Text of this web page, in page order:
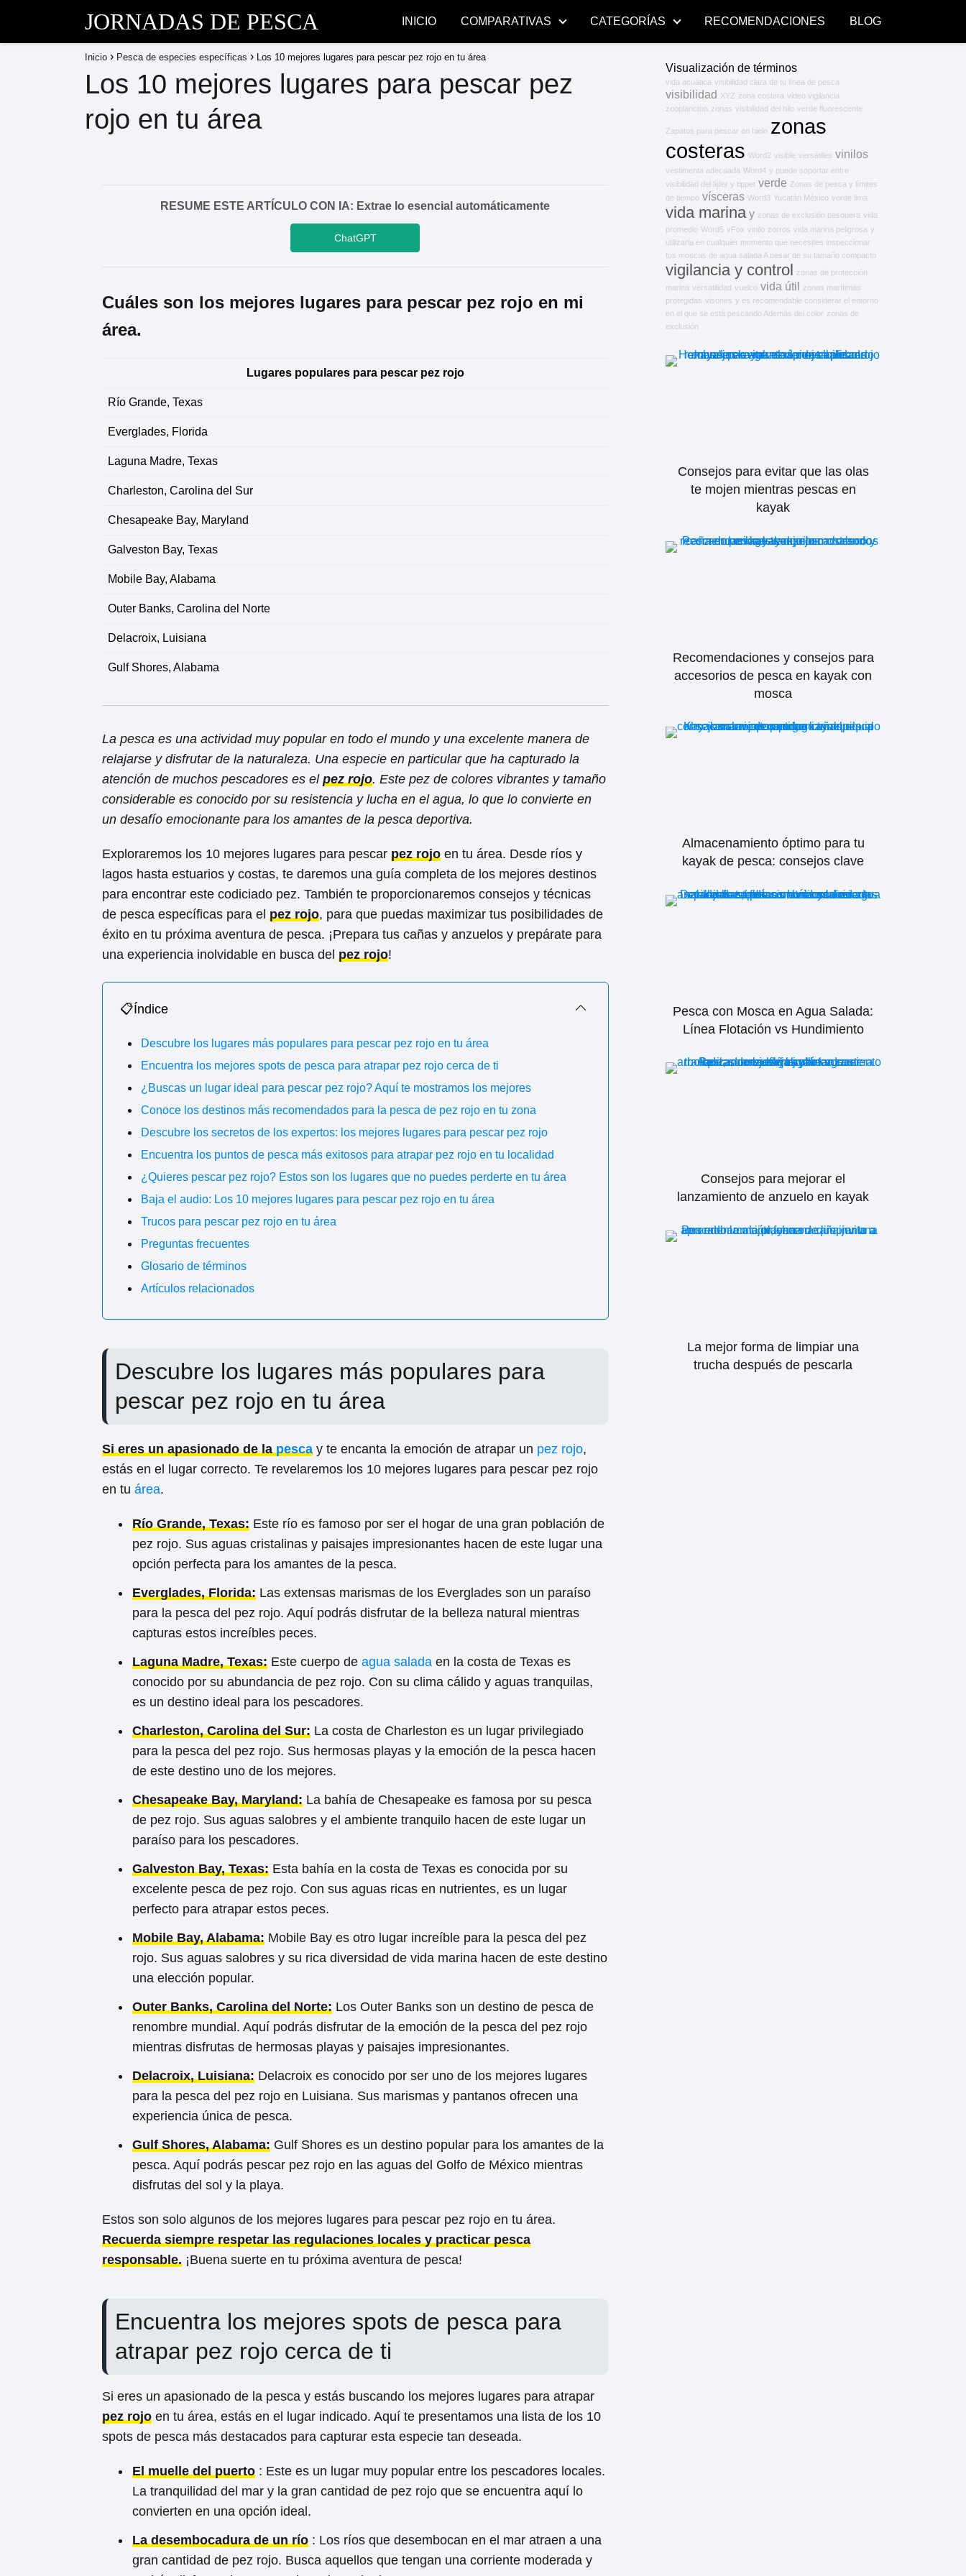
JORNADAS DE PESCA INICIO COMPARATIVAS CATEGORÍAS RECOMENDACIONES BLOG
Inicio Pesca de especies específicas Los 10 mejores lugares para pescar pez rojo en tu área
Los 10 mejores lugares para pescar pez
rojo en tu área
RESUME ESTE ARTÍCULO CON IA: Extrae lo esencial automáticamente
ChatGPT
Cuáles son los mejores lugares para pescar pez rojo en mi
área.
Lugares populares para pescar pez rojo
Río Grande, Texas
Everglades, Florida
Laguna Madre, Texas
Charleston, Carolina del Sur
Chesapeake Bay, Maryland
Galveston Bay, Texas
Mobile Bay, Alabama
Outer Banks, Carolina del Norte
Delacroix, Luisiana
Gulf Shores, Alabama
La pesca es una actividad muy popular en todo el mundo y una excelente manera de
relajarse y disfrutar de la naturaleza. Una especie en particular que ha capturado la
atención de muchos pescadores es el pez rojo. Este pez de colores vibrantes y tamaño
considerable es conocido por su resistencia y lucha en el agua, lo que lo convierte en
un desafío emocionante para los amantes de la pesca deportiva.
Exploraremos los 10 mejores lugares para pescar pez rojo en tu área. Desde ríos y
lagos hasta estuarios y costas, te daremos una guía completa de los mejores destinos
para encontrar este codiciado pez. También te proporcionaremos consejos y técnicas
de pesca específicas para el pez rojo, para que puedas maximizar tus posibilidades de
éxito en tu próxima aventura de pesca. ¡Prepara tus cañas y anzuelos y prepárate para
una experiencia inolvidable en busca del pez rojo!
📋Índice
Descubre los lugares más populares para pescar pez rojo en tu área
Encuentra los mejores spots de pesca para atrapar pez rojo cerca de ti
¿Buscas un lugar ideal para pescar pez rojo? Aquí te mostramos los mejores
Conoce los destinos más recomendados para la pesca de pez rojo en tu zona
Descubre los secretos de los expertos: los mejores lugares para pescar pez rojo
Encuentra los puntos de pesca más exitosos para atrapar pez rojo en tu localidad
¿Quieres pescar pez rojo? Estos son los lugares que no puedes perderte en tu área
Baja el audio: Los 10 mejores lugares para pescar pez rojo en tu área
Trucos para pescar pez rojo en tu área
Preguntas frecuentes
Glosario de términos
Artículos relacionados
Descubre los lugares más populares para
pescar pez rojo en tu área
Si eres un apasionado de lapesca y te encanta la emoción de atrapar un pez rojo,
estás en el lugar correcto. Te revelaremos los 10 mejores lugares para pescar pez rojo
en tu área.
Río Grande, Texas: Este río es famoso por ser el hogar de una gran población de
pez rojo. Sus aguas cristalinas y paisajes impresionantes hacen de este lugar una
opción perfecta para los amantes de la pesca.
Everglades, Florida: Las extensas marismas de los Everglades son un paraíso
para la pesca del pez rojo. Aquí podrás disfrutar de la belleza natural mientras
capturas estos increíbles peces.
Laguna Madre, Texas: Este cuerpo de agua salada en la costa de Texas es
conocido por su abundancia de pez rojo. Con su clima cálido y aguas tranquilas,
es un destino ideal para los pescadores.
Charleston, Carolina del Sur: La costa de Charleston es un lugar privilegiado
para la pesca del pez rojo. Sus hermosas playas y la emoción de la pesca hacen
de este destino uno de los mejores.
Chesapeake Bay, Maryland: La bahía de Chesapeake es famosa por su pesca
de pez rojo. Sus aguas salobres y el ambiente tranquilo hacen de este lugar un
paraíso para los pescadores.
Galveston Bay, Texas: Esta bahía en la costa de Texas es conocida por su
excelente pesca de pez rojo. Con sus aguas ricas en nutrientes, es un lugar
perfecto para atrapar estos peces.
Mobile Bay, Alabama: Mobile Bay es otro lugar increíble para la pesca del pez
rojo. Sus aguas salobres y su rica diversidad de vida marina hacen de este destino
una elección popular.
Outer Banks, Carolina del Norte: Los Outer Banks son un destino de pesca de
renombre mundial. Aquí podrás disfrutar de la emoción de la pesca del pez rojo
mientras disfrutas de hermosas playas y paisajes impresionantes.
Delacroix, Luisiana: Delacroix es conocido por ser uno de los mejores lugares
para la pesca del pez rojo en Luisiana. Sus marismas y pantanos ofrecen una
experiencia única de pesca.
Gulf Shores, Alabama: Gulf Shores es un destino popular para los amantes de la
pesca. Aquí podrás pescar pez rojo en las aguas del Golfo de México mientras
disfrutas del sol y la playa.
Estos son solo algunos de los mejores lugares para pescar pez rojo en tu área.
Recuerda siempre respetar las regulaciones locales y practicar pesca
responsable. ¡Buena suerte en tu próxima aventura de pesca!
Encuentra los mejores spots de pesca para
atrapar pez rojo cerca de ti
Si eres un apasionado de la pesca y estás buscando los mejores lugares para atrapar
pez rojo en tu área, estás en el lugar indicado. Aquí te presentamos una lista de los 10
spots de pesca más destacados para capturar esta especie tan deseada.
El muelle del puerto : Este es un lugar muy popular entre los pescadores locales.
La tranquilidad del mar y la gran cantidad de pez rojo que se encuentra aquí lo
convierten en una opción ideal.
La desembocadura de un río : Los ríos que desembocan en el mar atraen a una
gran cantidad de pez rojo. Busca aquellos que tengan una corriente moderada y
Visualización de términos
vida acuática visibilidad clara de tu línea de pesca
visibilidad XYZ zona costera video vigilancia
zooplancton zonas visibilidad del hilo verde fluorescente
Zapatos para pescar en hielo zonas
costeras Word2 visible versátiles vinilos
vestimenta adecuada Word4 y puede soportar entre
visibilidad del líder y tippet verde Zonas de pesca y límites
de tiempo vísceras Word3 Yucatán México verde lima
vida marina y zonas de exclusión pesquera vida
promedio Word5 vFox vinilo zorros vida marina peligrosa y
utilizarla en cualquier momento que necesites inspeccionar
tus moscas de agua salada A pesar de su tamaño compacto
vigilancia y control zonas de protección
marina versatilidad vuelco vida útil zonas marítimas
protegidas visones y es recomendable considerar el entorno
en el que se está pescando Además del color zonas de
exclusión
Consejos para evitar que las olas
te mojen mientras pescas en
kayak
Recomendaciones y consejos para
accesorios de pesca en kayak con
mosca
Almacenamiento óptimo para tu
kayak de pesca: consejos clave
Pesca con Mosca en Agua Salada:
Línea Flotación vs Hundimiento
Consejos para mejorar el
lanzamiento de anzuelo en kayak
La mejor forma de limpiar una
trucha después de pescarla